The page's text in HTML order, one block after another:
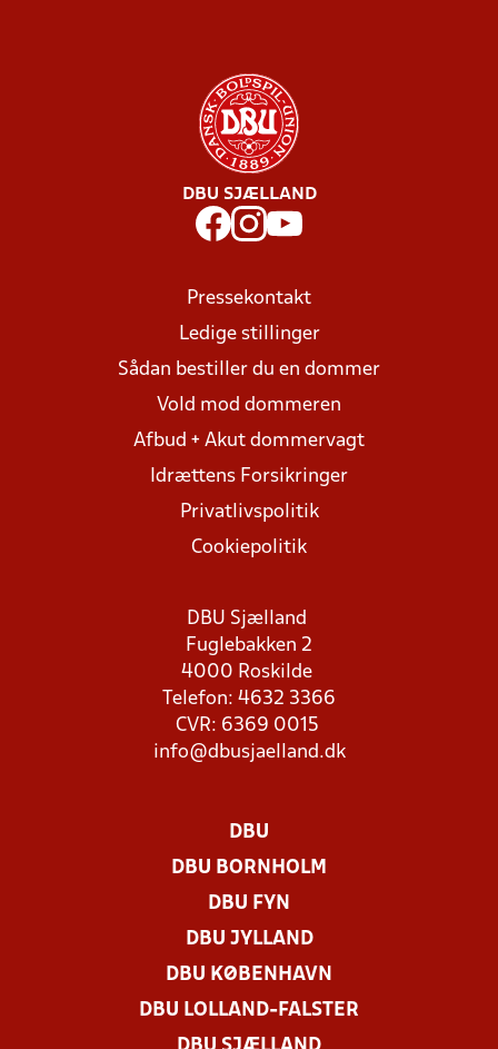
DBU SJÆLLAND
Pressekontakt
Ledige stillinger
Sådan bestiller du en dommer
Vold mod dommeren
Afbud + Akut dommervagt
Idrættens Forsikringer
Privatlivspolitik
Cookiepolitik
DBU Sjælland
Fuglebakken 2
4000 Roskilde
Telefon: 4632 3366
CVR: 6369 0015
info@dbusjaelland.dk
DBU
DBU BORNHOLM
DBU FYN
DBU JYLLAND
DBU KØBENHAVN
DBU LOLLAND-FALSTER